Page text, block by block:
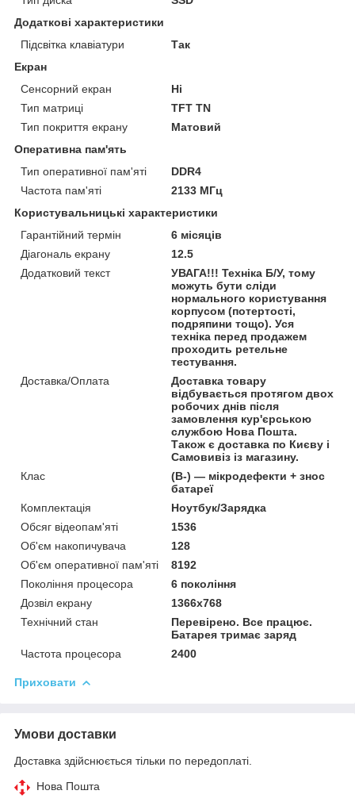
Додаткові характеристики
Підсвітка клавіатури
Так
Екран
Сенсорний екран
Ні
Тип матриці
TFT TN
Тип покриття екрану
Матовий
Оперативна пам'ять
Тип оперативної пам'яті
DDR4
Частота пам'яті
2133 МГц
Користувальницькі характеристики
Гарантійний термін
6 місяців
Діагональ екрану
12.5
Додатковий текст
УВАГА!!! Техніка Б/У, тому
можуть бути сліди
нормального користування
корпусом (потертості,
подряпини тощо). Уся
техніка перед продажем
проходить ретельне
тестування.
Доставка/Оплата
Доставка товару
відбувається протягом двох
робочих днів після
замовлення кур'єрською
службою Нова Пошта.
Також є доставка по Києву і
Самовивіз із магазину.
Клас
(B-) — мікродефекти + знос
батареї
Комплектація
Ноутбук/Зарядка
Обсяг відеопам'яті
1536
Об'єм накопичувача
128
Об'єм оперативної пам'яті
8192
Покоління процесора
6 покоління
Дозвіл екрану
1366х768
Технічний стан
Перевірено. Все працює.
Батарея тримає заряд
Частота процесора
2400
Приховати
Умови доставки
Доставка здійснюється тільки по передоплаті.
Нова Пошта